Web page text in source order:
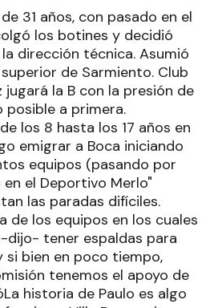
31 años, con pasado en el
los botines y decidió
dirección técnica. Asumió
de Sarmiento. Club
la B con la presión de
posible a primera.
los 8 hasta los 17 años en
emigrar a Boca iniciando
equipos (pasando por
el Deportivo Merlo"
las paradas difíciles.
de los equipos en los cuales
dijo- tener espaldas para
bien en poco tiempo,
tenemos el apoyo de
historia de Paulo es algo